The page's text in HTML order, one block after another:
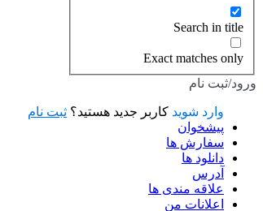
Search in title
Exact matches only
ورود/ثبت نام
وارد شوید کاربر جدید هستید؟ ثبت نام
پیشخوان
سفارش ها
دانلود ها
آدرس
علاقه مندی ها
اعلانات من